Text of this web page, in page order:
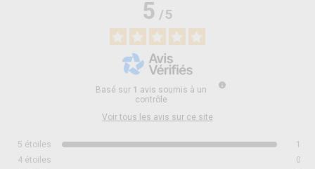
5/5
Basé sur 1 avis soumis à un
contrôle
Voir tous les avis sur ce site
5 étoiles
1
4 étoiles
0